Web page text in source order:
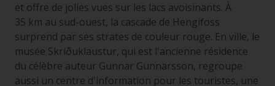
et offre de jolies vues sur les lacs avoisinants. À
35 km au sud-ouest, la cascade de Hengifoss
surprend par ses strates de couleur rouge. En ville, le
musée Skriðuklaustur, qui est l'ancienne résidence
du célèbre auteur Gunnar Gunnarsson, regroupe
aussi un centre d'information pour les touristes, une